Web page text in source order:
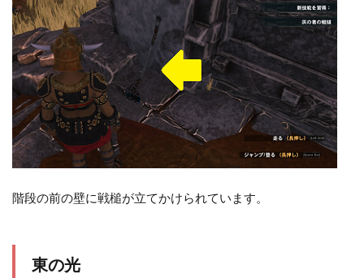
階段の前の壁に戦槌が立てかけられています。
東の光